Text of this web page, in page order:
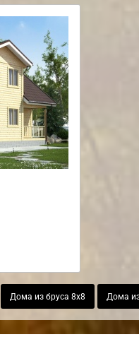
Дома из бруса 8х8 Дома